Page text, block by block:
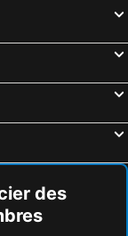
des